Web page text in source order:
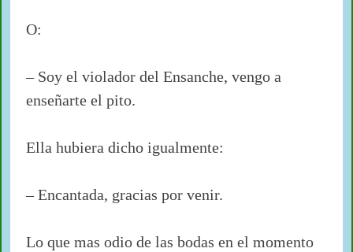
O:
– Soy el violador del Ensanche, vengo a
enseñarte el pito.
Ella hubiera dicho igualmente:
– Encantada, gracias por venir.
Lo que mas odio de las bodas en el momento